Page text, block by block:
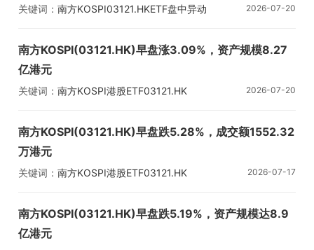
关键词： 南方KOSPI03121.HKETF盘中异动 2026-07-20
南方KOSPI(03121.HK)早盘涨3.09%，资产规模8.27
亿港元
关键词： 南方KOSPI港股ETF03121.HK 2026-07-20
南方KOSPI(03121.HK)早盘跌5.28%，成交额1552.32
万港元
关键词： 南方KOSPI港股ETF03121.HK 2026-07-17
南方KOSPI(03121.HK)早盘跌5.19%，资产规模达8.9
亿港元